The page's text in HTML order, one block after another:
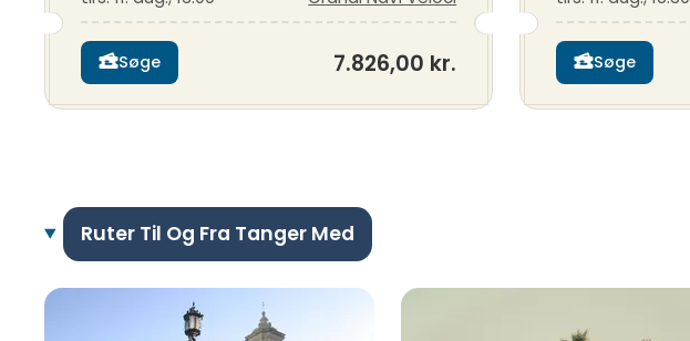
Søge 7.826,00 kr. Søge
Ruter Til Og Fra Tanger Med